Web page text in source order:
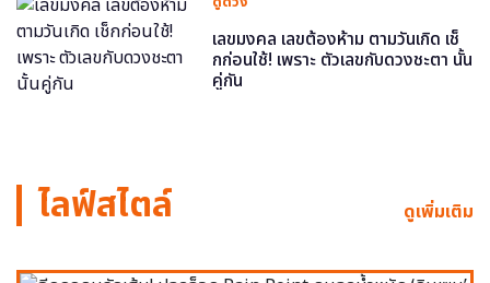
เลขมงคล เลขต้องห้าม ตามวันเกิด เช็
กก่อนใช้! เพราะ ตัวเลขกับดวงชะตา นั้น
คู่กัน
ไลฟ์สไตล์ ดูเพิ่มเติม